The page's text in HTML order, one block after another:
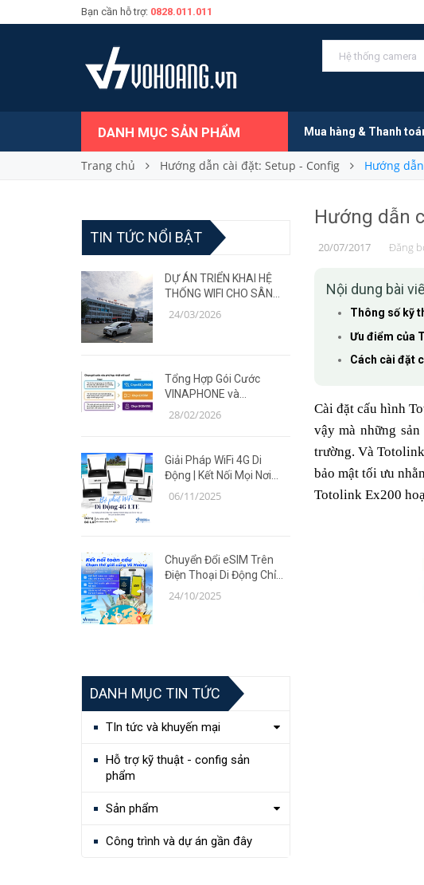
Bạn cần hỗ trợ: 0828.011.011
DANH MỤC SẢN PHẨM Mua hàng & Thanh
Trang chủ Hướng dẫn cài đặt: Setup - Config Hướng
Hướng dẫn
20/07/2017 Đăng
Nội dung bài
Thông số kỹ
Ưu điểm của
Cách cài đặt
Cài đặt cấu hình
vậy mà những
trường. Và
bảo mật tối ưu
Totolink Ex200
TIN TỨC NỔI BẬT
DỰ ÁN TRIỂN KHAI HỆ
THỐNG WIFI CHO SÂN
BAY – GIẢI PHÁP MẠNG
24/03/2026
Tổng Hợp Gói Cước
VINAPHONE và
MOBIFONE Giá Ưu Đãi
28/02/2026
Giải Pháp WiFi 4G Di
Động | Kết Nối Mọi Nơi
Cùng Router TP-Link MR
06/11/2025
Chuyển Đổi eSIM Trên
Điện Thoại Di Động Chỉ
Trong 5 Phút | Giải Pháp
24/10/2025
DANH MỤC TIN TỨC
TIn tức và khuyến mại
Hỗ trợ kỹ thuật - config sản
phẩm
Sản phẩm
Công trình và dự án gần đây